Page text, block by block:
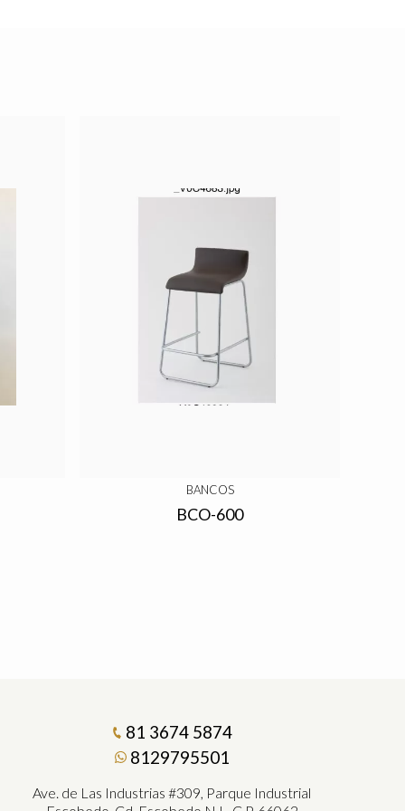
BANCOS
BCO-600
81 3674 5874
8129795501
Ave. de Las Industrias #309, Parque Industrial